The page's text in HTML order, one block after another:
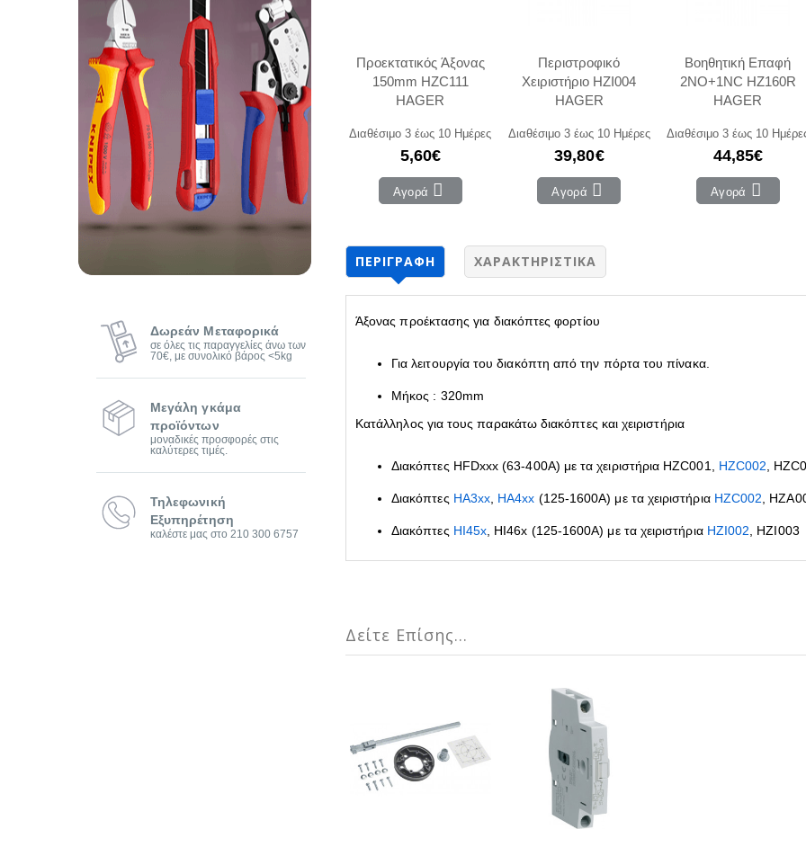
Δωρεάν Μεταφορικά
σε όλες τις παραγγελίες άνω των
70€, με συνολικό βάρος <5kg
Μεγάλη γκάμα
προϊόντων
μοναδικές προσφορές στις
καλύτερες τιμές.
Τηλεφωνική
Εξυπηρέτηση
καλέστε μας στο 210 300 6757
Προεκτατικός Άξονας
150mm HZC111
HAGER
Διαθέσιμο 3 έως 10 Ημέρες
5,60€
Αγορά
Περιστροφικό
Χειριστήριο HZI004
HAGER
Διαθέσιμο 3 έως 10 Ημέρες
39,80€
Αγορά
Βοηθητική Επαφή
2NO+1NC HZ160R
HAGER
Διαθέσιμο 3 έως 10
44,85€
Αγορά
ΠΕΡΙΓΡΑΦΉ ΧΑΡΑΚΤΗΡΙΣΤΙΚΆ
Άξονας προέκτασης για διακόπτες φορτίου
Για λειτουργία του διακόπτη από την πόρτα του πίνακα.
Μήκος : 320mm
Κατάλληλος για τους παρακάτω διακόπτες και χειριστήρια
Διακόπτες HFDxxx (63-400A) με τα χειριστήρια HZC001, HZC002,
Διακόπτες HA3xx, HA4xx (125-1600A) με τα χειριστήρια HZC002,
Διακόπτες HI45x, HI46x (125-1600A) με τα χειριστήρια HZI002, HZI003
Δείτε Επίσης...